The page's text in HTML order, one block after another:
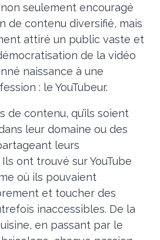
seulement encouragé
de contenu diversifié, mais
attiré un public vaste et
de la vidéo
naissance à une
: le YouTubeur.
de contenu, qu’ils soient
leur domaine ou des
leurs
ont trouvé sur YouTube
où ils pouvaient
et toucher des
inaccessibles. De la
en passant par le